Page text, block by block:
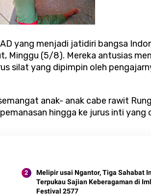
yang menjadi jatidiri bangsa
Minggu (5/8). Mereka antusias
silat yang dipimpin oleh
anak- anak cabe rawit
hingga ke jurus inti yang
Melipir usai Ngantor, Tiga Sahabat
Terpukau Sajian Keberagaman di
Festival 2577